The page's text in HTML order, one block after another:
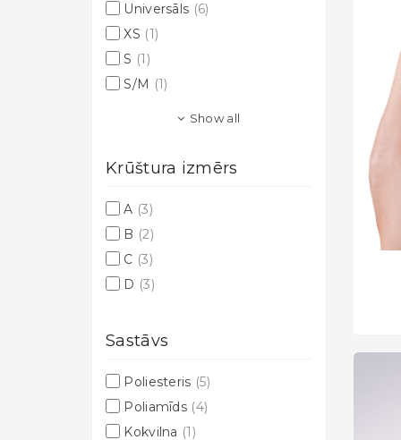
Universāls (6)
XS (1)
S (1)
S/M (1)
Show all
Krūštura izmērs
A (3)
B (2)
C (3)
D (3)
Sastāvs
Poliesteris (5)
Poliamīds (4)
Kokvilna (1)